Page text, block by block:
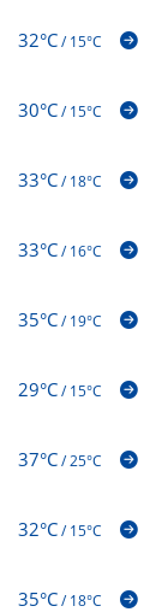
32°C/15°C
30°C/15°C
33°C/18°C
33°C/16°C
35°C/19°C
29°C/15°C
37°C/25°C
32°C/15°C
35°C/18°C